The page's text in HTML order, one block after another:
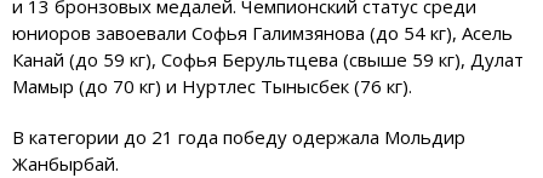
и 13 бронзовых медалей. Чемпионский статус среди
юниоров завоевали Софья Галимзянова (до 54 кг), Асель
Канай (до 59 кг), Софья Берультцева (свыше 59 кг), Дулат
Мамыр (до 70 кг) и Нуртлес Тынысбек (76 кг).
В категории до 21 года победу одержала Мольдир
Жанбырбай.